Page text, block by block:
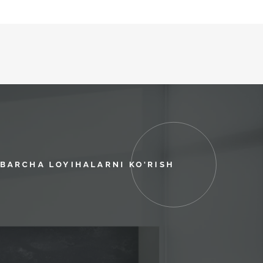
BARCHA LOYIHALARNI KO'RISH